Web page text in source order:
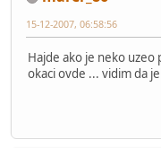
15-12-2007, 06:58:56
Hajde ako je neko uzeo
okaci ovde ... vidim da